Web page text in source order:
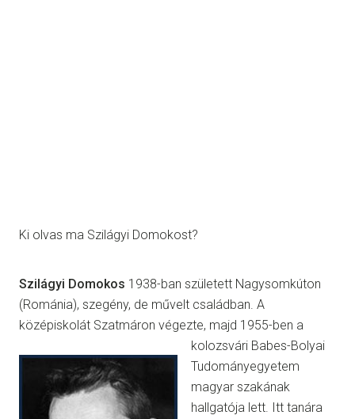
Ki olvas ma Szilágyi Domokost?
Szilágyi Domokos 1938-ban született Nagysomkúton
(Románia), szegény, de művelt családban. A
középiskolát Szatmáron végezte, majd 1955-ben a
kolozsvári Babes-Bolyai
Tudományegyetem
magyar szakának
hallgatója lett. Itt tanára